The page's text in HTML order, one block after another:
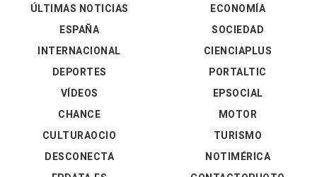
ÚLTIMAS NOTICIAS
ESPAÑA
INTERNACIONAL
DEPORTES
VÍDEOS
ECONOMÍA
SOCIEDAD
CIENCIAPLUS
PORTALTIC
EPSOCIAL
CHANCE
CULTURAOCIO
DESCONECTA
MOTOR
TURISMO
NOTIMÉRICA